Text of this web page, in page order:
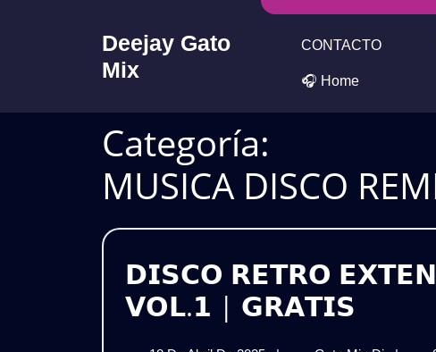
Deejay Gato
Mix
CONTACTO
🎧 Home
Categoría:
MUSICA DISCO
𝗗𝗜𝗦𝗖𝗢 𝗥𝗘𝗧𝗥𝗢
𝗩𝗢𝗟.𝟭 | 𝗚𝗥𝗔𝗧𝗜𝗦